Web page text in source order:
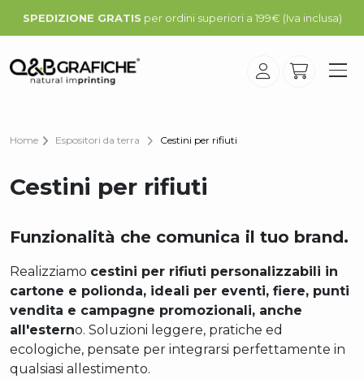
SPEDIZIONE GRATIS per ordini superiori a 199€ (Iva inclusa)
Home Espositori da terra Cestini per rifiuti
Cestini per rifiuti
Funzionalità che comunica il tuo brand.
Realizziamo cestini per rifiuti personalizzabili in
cartone e polionda, ideali per eventi, fiere, punti
vendita e campagne promozionali, anche
all'esterno. Soluzioni leggere, pratiche ed
ecologiche, pensate per integrarsi perfettamente in
qualsiasi allestimento.